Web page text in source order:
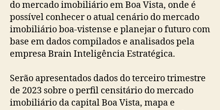
do mercado imobiliário em Boa Vista, onde é
possível conhecer o atual cenário do mercado
imobiliário boa-vistense e planejar o futuro com
base em dados compilados e analisados pela
empresa Brain Inteligência Estratégica.
Serão apresentados dados do terceiro trimestre
de 2023 sobre o perfil censitário do mercado
imobiliário da capital Boa Vista, mapa e